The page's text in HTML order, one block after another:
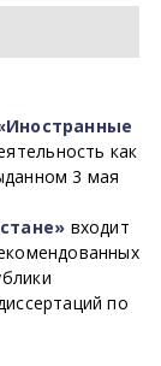
как
3 мая
входит
по